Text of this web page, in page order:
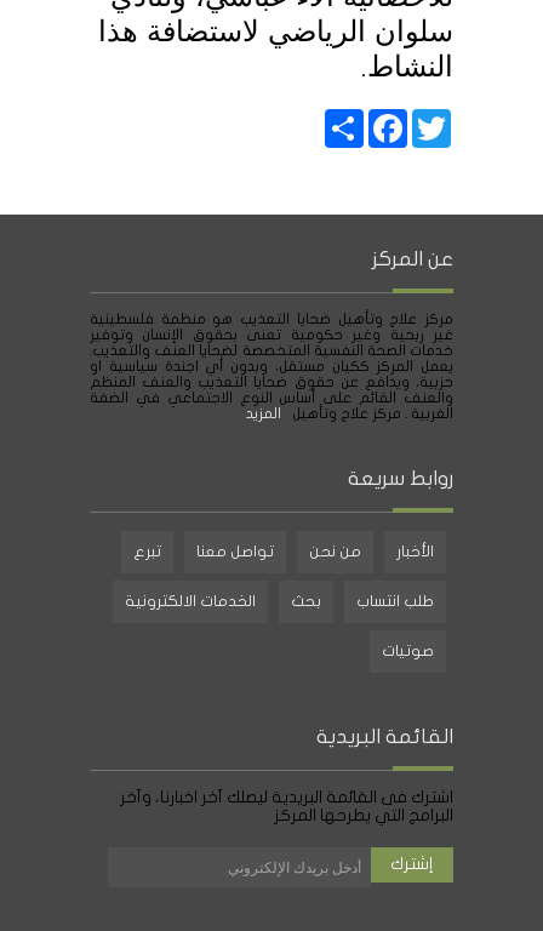
سلوان الرياضي لاستضافة هذا
النشاط.
Share
FacebookTwitter
عن المركز
مركز علاج وتأهيل ضحايا التعذيب هو منظمة فلسطينية
غير ربحية وغير حكومية تعنى بحقوق الإنسان وتوفير
خدمات الصحة النفسية المتخصصة لضحايا العنف والتعذيب.
يعمل المركز ككيان مستقل، وبدون أي اجندة سياسية او
حزبية، ويدافع عن حقوق ضحايا التعذيب والعنف المنظم
والعنف القائم على أساس النوع الاجتماعي في الضفة
الغربية . مركز علاج وتأهيل
المزيد
روابط سريعة
الأخبار من نحن تواصل معنا تبرع
طلب انتساب بحث الخدمات الالكترونية
صوتيات
القائمة البريدية
اشترك فى القائمة البريدية ليصلك آخر اخبارنا، وآخر
البرامج التي يطرحها المركز